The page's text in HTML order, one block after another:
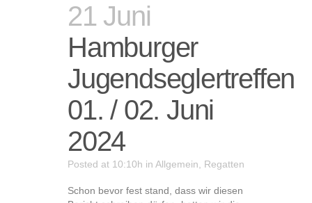
21 Juni
Hamburger
Jugendseglertreffen
01. / 02. Juni
2024
Posted at 10:10h in Allgemein Regatten
Schon bevor fest stand, dass wir diesen